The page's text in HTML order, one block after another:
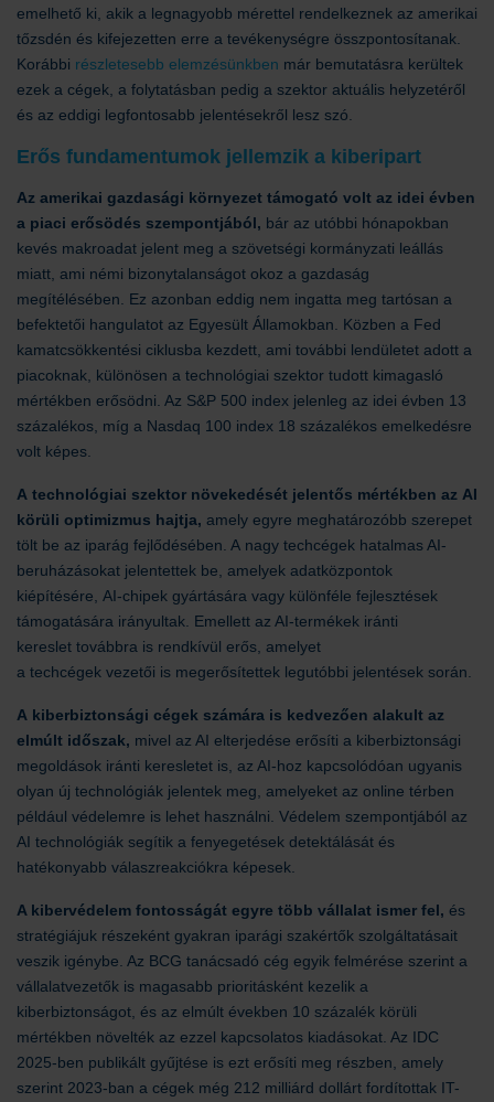
emelhető ki, akik a legnagyobb mérettel rendelkeznek az amerikai
tőzsdén és kifejezetten erre a tevékenységre összpontosítanak.
Korábbi részletesebb elemzésünkben már bemutatásra kerültek
ezek a cégek, a folytatásban pedig a szektor aktuális helyzetéről
és az eddigi legfontosabb jelentésekről lesz szó.
Erős fundamentumok jellemzik a kiberipart
Az amerikai gazdasági környezet támogató volt az idei évben
a piaci erősödés szempontjából, bár az utóbbi hónapokban
kevés makroadat jelent meg a szövetségi kormányzati leállás
miatt, ami némi bizonytalanságot okoz a gazdaság
megítélésében. Ez azonban eddig nem ingatta meg tartósan a
befektetői hangulatot az Egyesült Államokban. Közben a Fed
kamatcsökkentési ciklusba kezdett, ami további lendületet adott a
piacoknak, különösen a technológiai szektor tudott kimagasló
mértékben erősödni. Az S&P 500 index jelenleg az idei évben 13
százalékos, míg a Nasdaq 100 index 18 százalékos emelkedésre
volt képes.
A technológiai szektor növekedését jelentős mértékben az AI
körüli optimizmus hajtja, amely egyre meghatározóbb szerepet
tölt be az iparág fejlődésében. A nagy techcégek hatalmas AI-
beruházásokat jelentettek be, amelyek adatközpontok
kiépítésére, AI-chipek gyártására vagy különféle fejlesztések
támogatására irányultak. Emellett az AI-termékek iránti
kereslet továbbra is rendkívül erős, amelyet
a techcégek vezetői is megerősítettek legutóbbi jelentések során.
A kiberbiztonsági cégek számára is kedvezően alakult az
elmúlt időszak, mivel az AI elterjedése erősíti a kiberbiztonsági
megoldások iránti keresletet is, az AI-hoz kapcsolódóan ugyanis
olyan új technológiák jelentek meg, amelyeket az online térben
például védelemre is lehet használni. Védelem szempontjából az
AI technológiák segítik a fenyegetések detektálását és
hatékonyabb válaszreakciókra képesek.
A kibervédelem fontosságát egyre több vállalat ismer fel, és
stratégiájuk részeként gyakran iparági szakértők szolgáltatásait
veszik igénybe. Az BCG tanácsadó cég egyik felmérése szerint a
vállalatvezetők is magasabb prioritásként kezelik a
kiberbiztonságot, és az elmúlt években 10 százalék körüli
mértékben növelték az ezzel kapcsolatos kiadásokat. Az IDC
2025-ben publikált gyűjtése is ezt erősíti meg részben, amely
szerint 2023-ban a cégek még 212 milliárd dollárt fordítottak IT-